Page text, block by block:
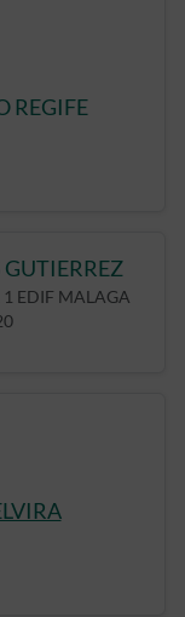
REGIFE
EDIF MALAGA